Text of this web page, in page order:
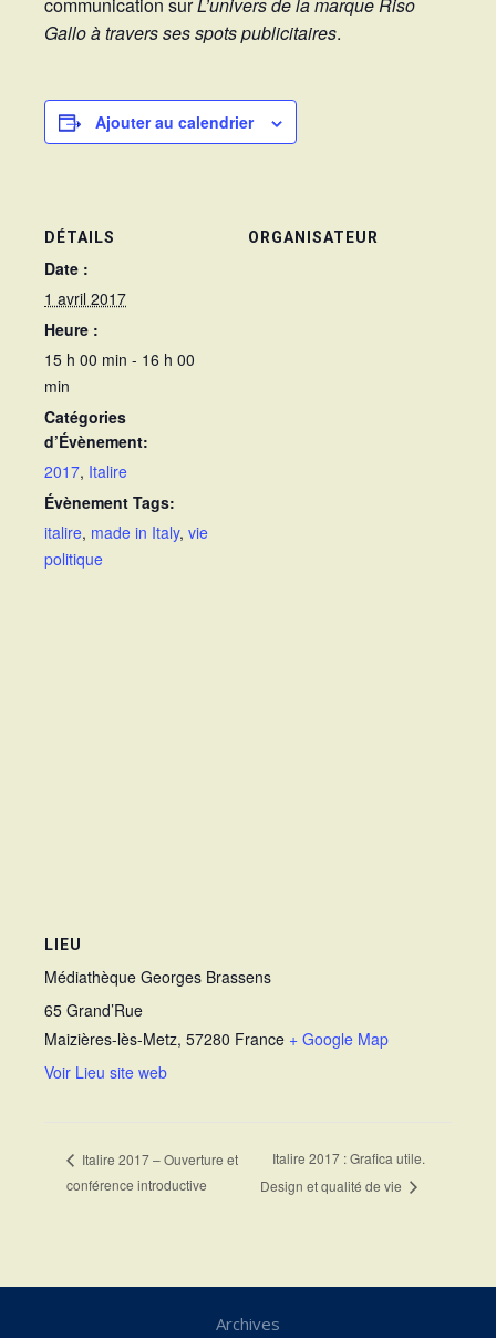
Gallo à travers ses spots publicitaires.
Ajouter au calendrier
DÉTAILS
Date :
1 avril 2017
Heure :
15 h 00 min - 16 h 00
min
Catégories
d’Évènement:
2017, Italire
Évènement Tags:
italire, made in Italy, vie
politique
ORGANISATEUR
LIEU
Médiathèque Georges Brassens
65 Grand’Rue
Maizières-lès-Metz, 57280 France + Google Map
Voir Lieu site web
Italire 2017 – Ouverture et
conférence introductive
Italire 2017 : Grafica utile.
Design et qualité de vie
Archives